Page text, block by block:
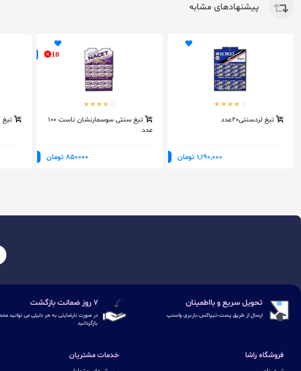
پیشنهادهای مشابه
تیغ لردسنتی20عدد
1,190,000 تومان
10
تیغ سنتی سوسمارنشان ناست 100
عدد
850000 تومان
تیغ
تحویل سریع و بااطمینان
ارسال از طریق پست،تیپاکس،باربری واسنپ
۷ روز ضمانت بازگشت
در صورت نارضایتی به هر دلیلی می توانید
بازگردانید
فروشگاه راشا خدمات مشتریان